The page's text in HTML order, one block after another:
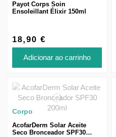
Payot Corps Soin
Ensoleillant Élixir 150ml
18,90 €
Adicionar ao carrinho
Corpo
AcofarDerm Solar Aceite
Seco Bronceador SPF30